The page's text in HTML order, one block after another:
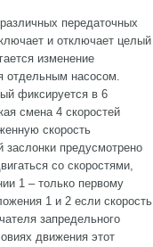
передаточных
и отключает целый
изменение
отдельным насосом.
фиксируется в 6
смена 4 скоростей
скорость
предусмотрено
со скоростями,
1 – только первому
1 и 2 если скорость
запредельного
движения этот